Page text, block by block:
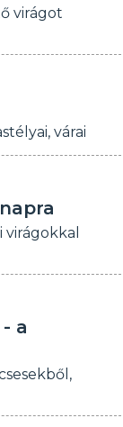
virágot
várai
a